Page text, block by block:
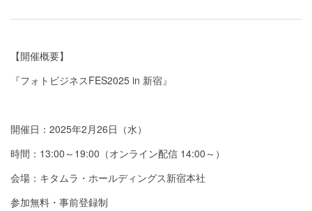
【開催概要】
『フォトビジネスFES2025 in 新宿』
開催日：2025年2月26日（水）
時間：13:00～19:00（オンライン配信 14:00～）
会場：キタムラ・ホールディングス新宿本社
参加無料・事前登録制